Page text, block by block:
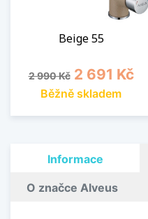
Beige 55
Běžná cena
2 990 Kč Cena
2 691 Kč
Běžně skladem
Informace
O značce Alveus